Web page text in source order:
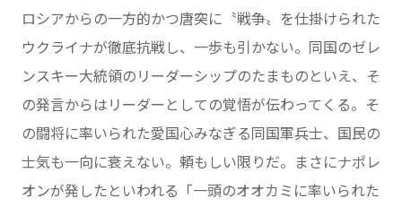
ロシアからの一方的かつ唐突に〝戦争〟を仕掛けられた
ウクライナが徹底抗戦し、一歩も引かない。同国のゼレ
ンスキー大統領のリーダーシップのたまものといえ、そ
の発言からはリーダーとしての覚悟が伝わってくる。そ
の闘将に率いられた愛国心みなぎる同国軍兵士、国民の
士気も一向に衰えない。頼もしい限りだ。まさにナポレ
オンが発したといわれる「一頭のオオカミに率いられた